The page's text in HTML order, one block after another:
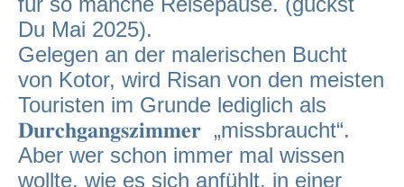
Du Mai 2025).
Gelegen an der malerischen Bucht
von Kotor, wird Risan von den meisten
Touristen im Grunde lediglich als
𝐃𝐮𝐫𝐜𝐡𝐠𝐚𝐧𝐠𝐬𝐳𝐢𝐦𝐦𝐞𝐫 „missbraucht“.
Aber wer schon immer mal wissen
wollte, wie es sich anfühlt, in einer